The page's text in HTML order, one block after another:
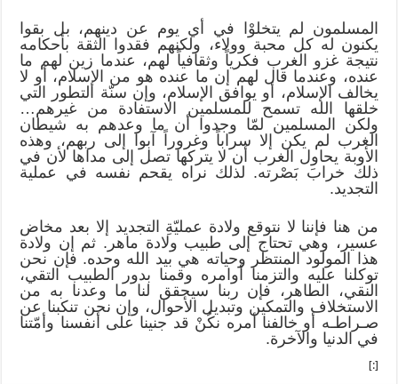
المسلمون لم يتخلوْا في أي يوم عن دينهم، بل بقوا
يكنون له كل محبة وولاء، ولكنهم فقدوا الثقة بأحكامه
نتيجة غزو الغرب فكرياً وثقافياً لهم، عندما زين لهم ما
عنده، وعندما قال لهم إن ما عنده هو من الإسلام، أو لا
يخالف الإسلام، أو يوافق الإسلام، وإن سنّة التطور التي
خلقها الله تسمح للمسلمين الاستفادة من غيرهم…
ولكن المسلمين لمّا وجدوا أن ما وعدهم به شيطان
الغرب لم يكن إلا سراباً وغروراً آبوا إلى ربهم، وهذه
الأوبة يحاول الغرب أن لا يتركها تصل إلى مداها لأن في
ذلك خرابَ بَصْرته. لذلك نراه يقحم نفسه في عملية
التجديد.
من هنا فإننا لا نتوقع ولادة عمليّةِ التجديد إلا بعد مخاض
عسير، وهي تحتاج إلى طبيب ولادة ماهر. ثم إن ولادة
هذا المولود المنتظر وحياته هي بيد الله وحده. فإن نحن
توكلنا عليه والتزمنا أوامره وقمنا بدور الطبيب التقي،
النقي، الطاهر، فإن ربنا سيحقق لنا ما وعدنا به من
الاستخلاف والتمكين وتبديل الأحوال، وإن نحن تنكبنا عن
صـراطـه أو خالفنا أمره نكُنْ قد جنينا على أنفسنا وأمّتنا
في الدنيا والآخرة.
[:]